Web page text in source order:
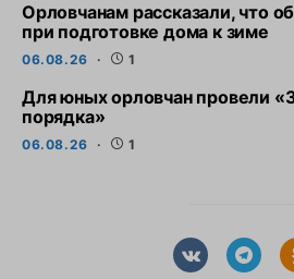
Орловчанам рассказали, что
при подготовке дома к зиме
06.08.26 1
Для юных орловчан провели
порядка»
06.08.26 1